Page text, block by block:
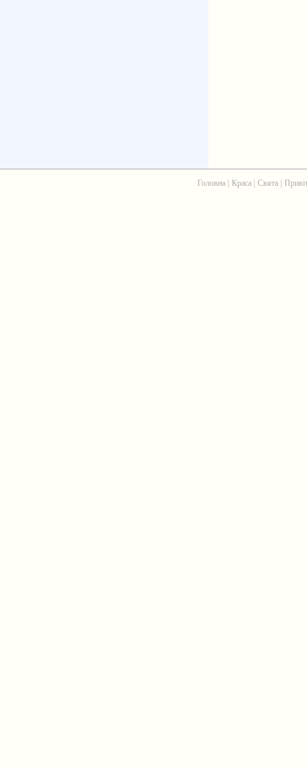
Головна| Краса| Свята|